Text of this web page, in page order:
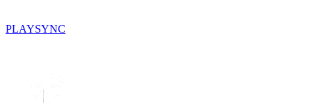
PLAYSYNC